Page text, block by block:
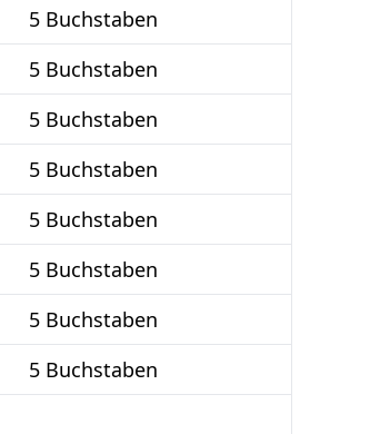
5 Buchstaben
5 Buchstaben
5 Buchstaben
5 Buchstaben
5 Buchstaben
5 Buchstaben
5 Buchstaben
5 Buchstaben